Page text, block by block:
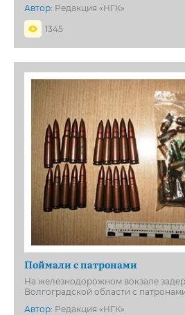
Автор: Редакция «НГК»
1345
Поймали с патронами
На железнодорожном вокзале
Волгоградской области с
Автор: Редакция «НГК»